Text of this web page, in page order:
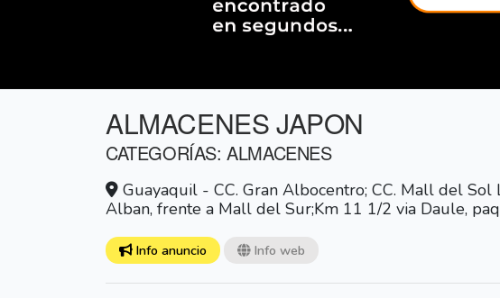
ALMACENES JAPON
CATEGORÍAS: ALMACENES
Guayaquil - CC. Gran Albocentro; CC. Mall del
Alban, frente a Mall del Sur;Km 11 1/2 via Daule,
Info anuncio Info web